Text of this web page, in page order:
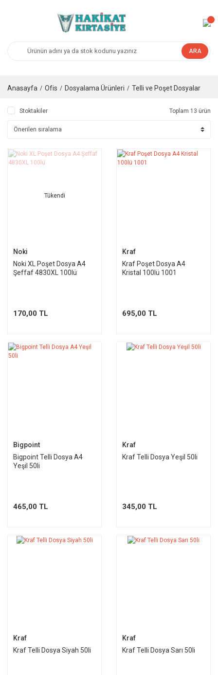
ARA
Anasayfa Ofis Dosyalama Ürünleri Telli ve Poşet Dosyalar
Stoktakiler Toplam 13 ürün
Tükendi
Noki
Noki XL Poşet Dosya A4
Şeffaf 4830XL 100lü
170,00 TL
Kraf
Kraf Poşet Dosya A4
Kristal 100lü 1001
695,00 TL
Bigpoint
Bigpoint Telli Dosya A4
Yeşil 50li
465,00 TL
Kraf
Kraf Telli Dosya Yeşil 50li
345,00 TL
Kraf
Kraf Telli Dosya Siyah 50li
Kraf
Kraf Telli Dosya Sarı 50li